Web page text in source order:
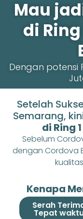
Mau
di Ring
Dengan potensi
Setelah
Semarang,
di Ring
Sebelum
dengan Cordova
Kenapa
Serah
Tepat